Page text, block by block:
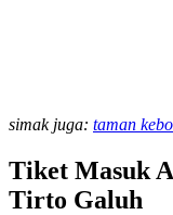
simak juga: taman
Tiket Masuk
Tirto Galuh